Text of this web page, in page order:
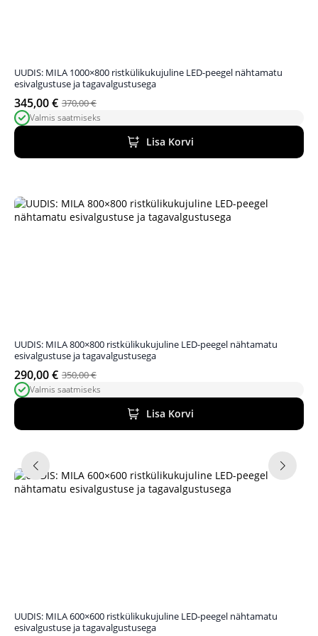
UUDIS: MILA 1000×800 ristkülikukujuline LED-peegel nähtamatu
esivalgustuse ja tagavalgustusega
370,00€
Algne
hind
oli:
370,00 €.
345,00€
Praegune
hind
on:
345,00 €.
Valmis saatmiseks
Lisa Korvi
UUDIS: MILA 800×800 ristkülikukujuline LED-peegel nähtamatu
esivalgustuse ja tagavalgustusega
350,00€
Algne
hind
oli:
350,00 €.
290,00€
Praegune
hind
on:
290,00 €.
Valmis saatmiseks
Lisa Korvi
UUDIS: MILA 600×600 ristkülikukujuline LED-peegel nähtamatu
esivalgustuse ja tagavalgustusega